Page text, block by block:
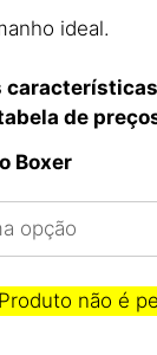
ideal.
de
Boxer
Produto não é